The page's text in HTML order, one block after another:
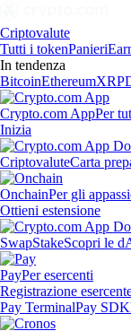
Criptovalute
Tutti i tokenPanieri
In tendenza
BitcoinEthereumXRP
Crypto.com AppPer
Inizia
CriptovaluteCarta
OnchainPer gli
Ottieni estensione
SwapStakeScopri le
PayPer esercenti
Registrazione
Pay TerminalPay SDK